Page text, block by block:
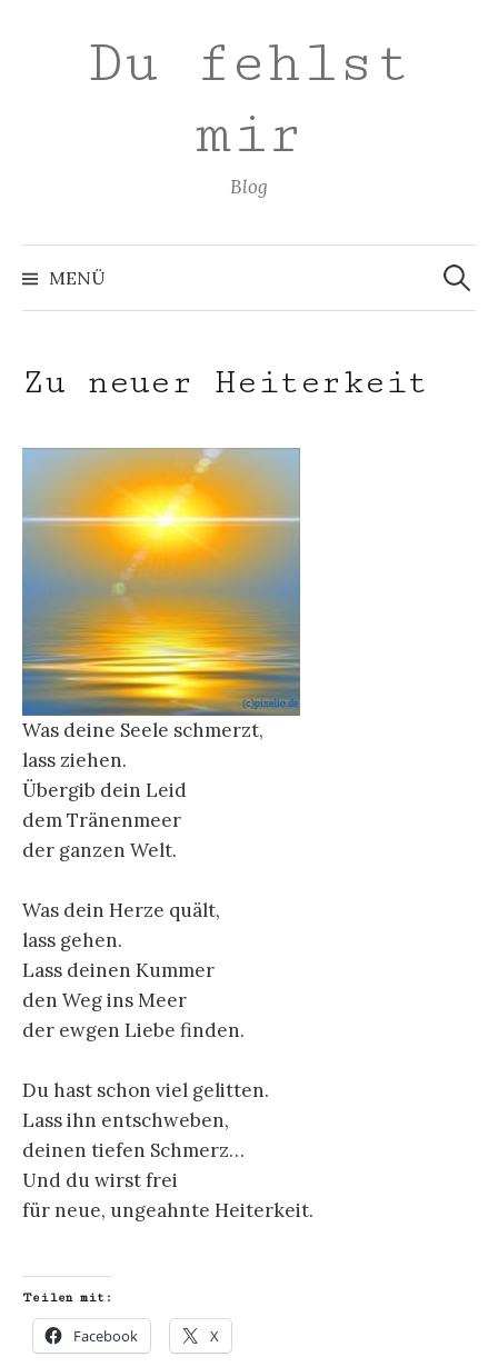
überspringenDu fehlst
mir
Blog
MENÜ
Suchen
nach:
Zu neuer Heiterkeit
Was deine Seele schmerzt,
lass ziehen.
Übergib dein Leid
dem Tränenmeer
der ganzen Welt.
Was dein Herze quält,
lass gehen.
Lass deinen Kummer
den Weg ins Meer
der ewgen Liebe finden.
Du hast schon viel gelitten.
Lass ihn entschweben,
deinen tiefen Schmerz…
Und du wirst frei
für neue, ungeahnte Heiterkeit.
Teilen mit:
Facebook X